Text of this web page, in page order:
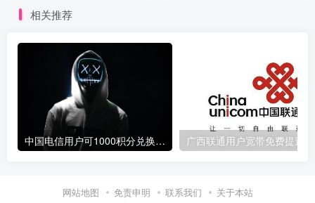
相关推荐
中国电信用户可1000积分兑换10元话费
网站地图 免责申明 联系我们 关于本站